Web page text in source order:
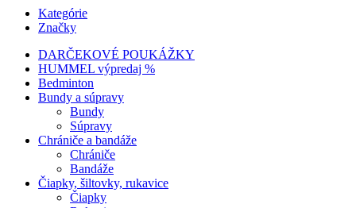
Kategórie
Značky
DARČEKOVÉ POUKÁŽKY
HUMMEL výpredaj %
Bedminton
Bundy a súpravy
Bundy
Súpravy
Chrániče a bandáže
Chrániče
Bandáže
Čiapky, šiltovky, rukavice
Čiapky